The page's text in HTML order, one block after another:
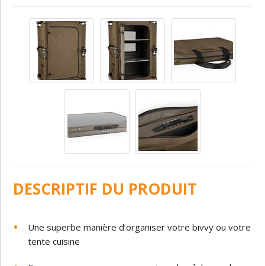
DESCRIPTIF DU PRODUIT
Une superbe manière d’organiser votre bivvy ou votre
tente cuisine